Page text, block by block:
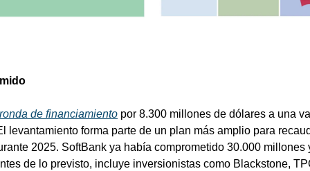
de financiamiento por 8.300 millones de dólares a una
levantamiento forma parte de un plan más amplio para
2025. SoftBank ya había comprometido 30.000
de lo previsto, incluye inversionistas como Blackstone,